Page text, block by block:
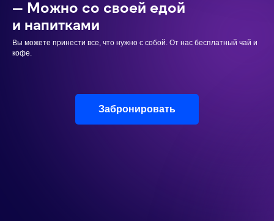
— Можно со своей едой
и напитками
Вы можете принести все, что нужно с собой. От нас бесплатный чай и
кофе.
Забронировать